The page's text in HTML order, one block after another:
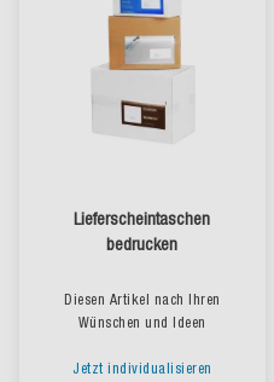
Lieferscheintaschen
bedrucken
Diesen Artikel nach Ihren
Wünschen und Ideen
Jetzt individualisieren